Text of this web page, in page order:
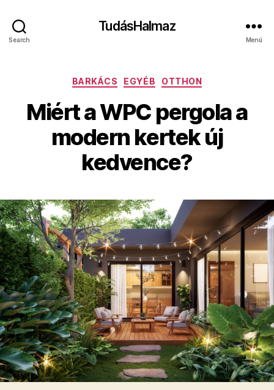
Search
TudásHalmaz
Menü
Kategóriák
BARKÁCS EGYÉB OTTHON
Miért a WPC pergola a
modern kertek új
kedvence?